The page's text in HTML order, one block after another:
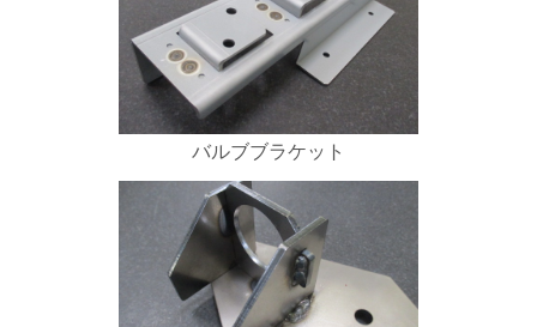
バルブブラケット